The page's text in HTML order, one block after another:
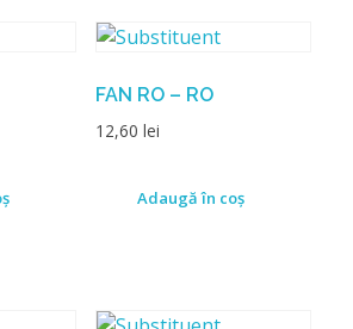
FAN RO – RO
12,60 lei
Adaugă în coș